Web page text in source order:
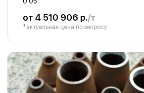
от 4 510 906 р./т
*актуальная цена по запросу